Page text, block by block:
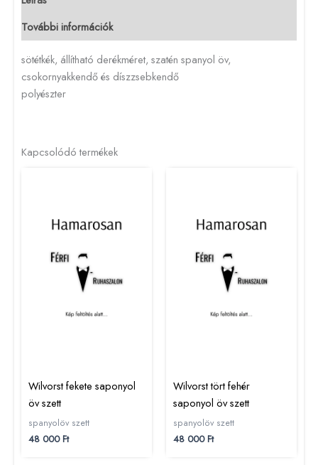
További információk
sötétkék, állítható derékméret, szatén spanyol öv,
csokornyakkendő és díszzsebkendő
polyészter
Kapcsolódó termékek
Wilvorst fekete saponyol
öv szett
spanyolöv szett
48 000Ft
Wilvorst tört fehér
saponyol öv szett
spanyolöv szett
48 000Ft